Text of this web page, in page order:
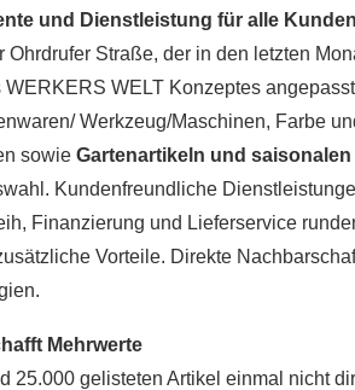
und Dienstleistung für alle Kunden
Ohrdrufer Straße, der in den letzten
WELT Konzeptes
Werkzeug/Maschinen, Farbe
sowie Gartenartikeln und
Kundenfreundliche
Finanzierung und Lieferservice
Vorteile. Direkte
Mehrwerte
25.000 gelisteten Artikel einmal nicht